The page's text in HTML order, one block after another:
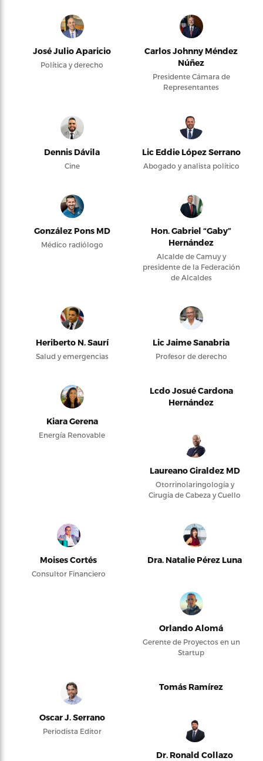
José Julio Aparicio
Política y derecho
Carlos Johnny Méndez
Núñez
Presidente Cámara de
Representantes
Dennis Dávila
Cine
Lic Eddie López Serrano
Abogado y analista político
González Pons MD
Médico radiólogo
Hon. Gabriel “Gaby”
Hernández
Alcalde de Camuy y
presidente de la Federación
de Alcaldes
Heriberto N. Saurí
Salud y emergencias
Lic Jaime Sanabria
Profesor de derecho
Kiara Gerena
Energía Renovable
Lcdo Josué Cardona
Hernández
Laureano Giraldez MD
Otorrinolaringología y
Cirugía de Cabeza y Cuello
Moises Cortés
Consultor Financiero
Dra. Natalie Pérez Luna
Orlando Alomá
Gerente de Proyectos en un
Startup
Oscar J. Serrano
Periodista Editor
Tomás Ramírez
Dr. Ronald Collazo